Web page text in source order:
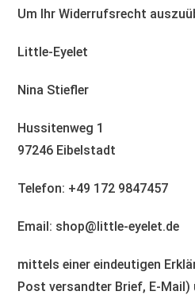
Um Ihr Widerrufsrecht
Little-Eyelet
Nina Stiefler
Hussitenweg 1
97246 Eibelstadt
Telefon: +49 172 9847457
Email: shop@little-eyelet.de
mittels einer eindeutigen
Post versandter Brief, E-Mail)